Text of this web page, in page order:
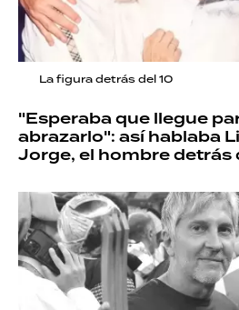
La figura detrás del 10
"Esperaba que llegue
abrazarlo": así hablaba
Jorge, el hombre detrás